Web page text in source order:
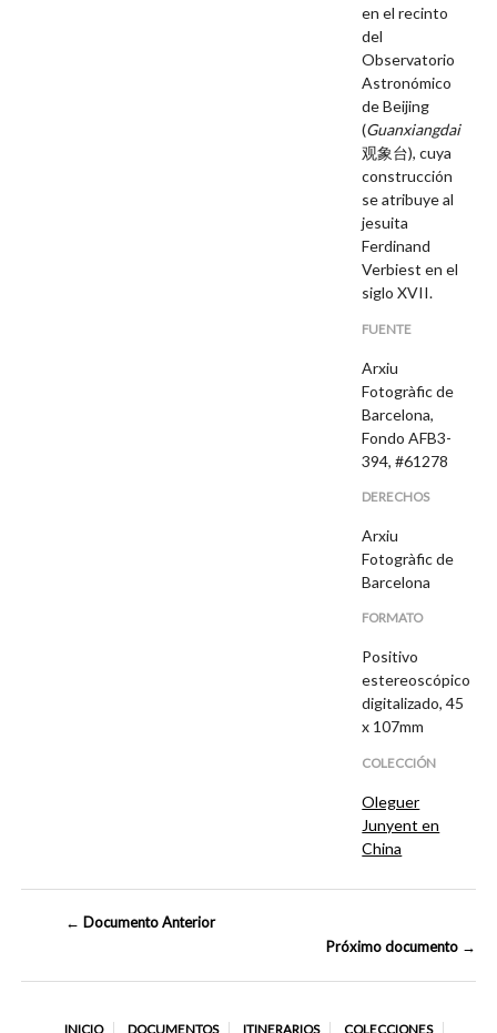
en el recinto
del
Observatorio
Astronómico
de Beijing
(Guanxiangdai
观象台), cuya
construcción
se atribuye al
jesuita
Ferdinand
Verbiest en el
siglo XVII.
FUENTE
Arxiu
Fotogràfic de
Barcelona,
Fondo AFB3-
394, #61278
DERECHOS
Arxiu
Fotogràfic de
Barcelona
FORMATO
Positivo
estereoscópico
digitalizado, 45
x 107mm
COLECCIÓN
Oleguer
Junyent en
China
← Documento Anterior
Próximo documento →
INICIO DOCUMENTOS ITINERARIOS COLECCIONES